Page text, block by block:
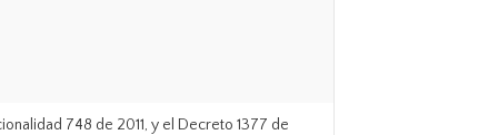
748 de 2011, y el Decreto 1377 de